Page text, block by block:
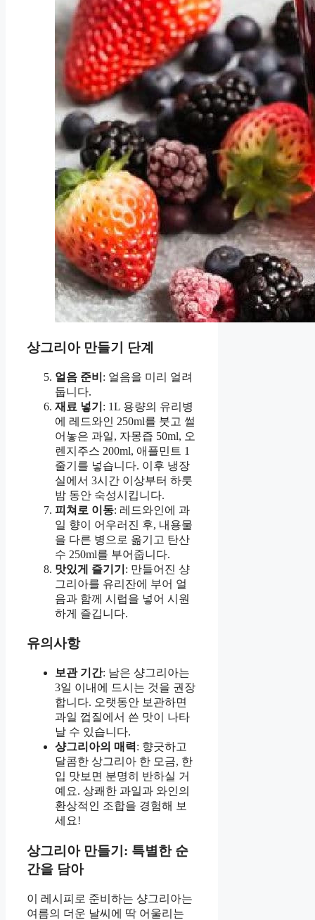
상그리아 만들기 단계
얼음 준비 : 얼음을 미리 얼려
둡니다.
재료 넣기 : 1L 용량의 유리병
에 레드와인 250ml를 붓고 썰
어놓은 과일, 자몽즙 50ml, 오
렌지주스 200ml, 애플민트 1
줄기를 넣습니다. 이후 냉장
실에서 3시간 이상부터 하룻
밤 동안 숙성시킵니다.
피쳐로 이동: 레드와인에 과
일 향이 어우러진 후, 내용물
을 다른 병으로 옮기고 탄산
수 250ml를 부어줍니다.
맛있게 즐기기 : 만들어진 샹
그리아를 유리잔에 부어 얼
음과 함께 시럽을 넣어 시원
하게 즐깁니다.
유의사항
보관 기간: 남은 샹그리아는
3일 이내에 드시는 것을 권장
합니다. 오랫동안 보관하면
과일 껍질에서 쓴 맛이 나타
날 수 있습니다.
샹그리아의 매력 : 향긋하고
달콤한 상그리아 한 모금, 한
입 맛보면 분명히 반하실 거
예요. 상쾌한 과일과 와인의
환상적인 조합을 경험해 보
세요!
상그리아 만들기: 특별한 순
간을 담아
이 레시피로 준비하는 샹그리아는
여름의 더운 날씨에 딱 어울리는